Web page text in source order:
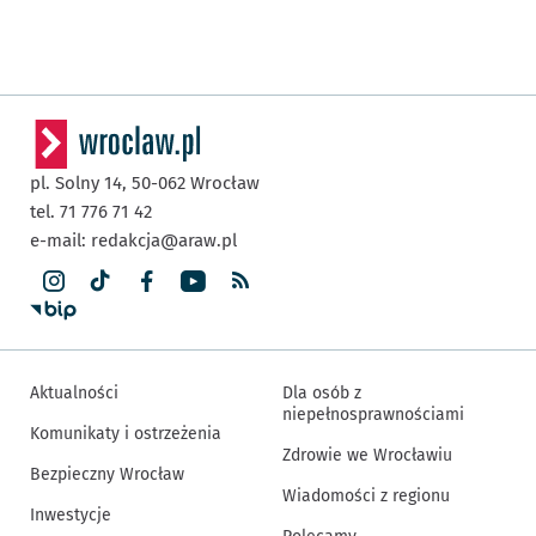
pl. Solny 14, 50-062 Wrocław
tel. 71 776 71 42
e-mail: redakcja@araw.pl
Aktualności
Komunikaty i ostrzeżenia
Bezpieczny Wrocław
Inwestycje
Dla osób z
niepełnosprawnościami
Zdrowie we Wrocławiu
Wiadomości z regionu